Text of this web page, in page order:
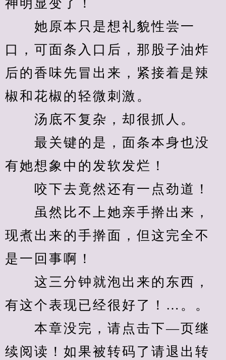
神明显变了！
她原本只是想礼貌性尝一
口，可面条入口后，那股子油炸
后的香味先冒出来，紧接着是辣
椒和花椒的轻微刺激。
汤底不复杂，却很抓人。
最关键的是，面条本身也没
有她想象中的发软发烂！
咬下去竟然还有一点劲道！
虽然比不上她亲手擀出来，
现煮出来的手擀面，但这完全不
是一回事啊！
这三分钟就泡出来的东西，
有这个表现已经很好了！…。。
本章没完，请点击下—页继
续阅读！如果被转码了请退出转